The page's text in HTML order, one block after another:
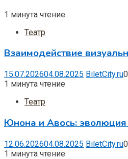
1 минута чтение
Театр
Взаимодействие
15.07.202604.08.2025 BiletCity.ru0
1 минута чтение
Театр
Юнона и Авось: эволюция
12.06.202604.08.2025 BiletCity.ru0
1 минута чтение